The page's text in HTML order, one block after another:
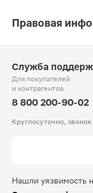
Правовая
Служба
Для покупателей
и контрагентов
8 800 200-90-02
Круглосуточно,
Нашли уязвимость